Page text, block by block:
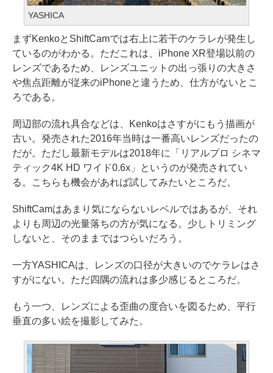
YASHICA
まずKenkoとShiftCamでは右上に若干のケラレが発生し
ているのがわかる。ただこれは、iPhone XR登場以前の
レンズであるため、レンズユニットの出っ張りの大きさ
や焦点距離が従来のiPhoneと違うため、仕方がないとこ
ろである。
周辺部の流れ具合などは、Kenkoはさすがにもう描画が
古い。発売された2016年当時は一番高いレンズだったの
だが。ただし最新モデルは2018年に「リアルプロ シネマ
ティック4K HD ワイド0.6x」というのが発売されてい
る。こちらも機会があれば試してみたいところだ。
ShiftCamはあまり気にならないレベルではあるが、それ
よりも周辺の光量落ちの方が気になる。少しトリミング
しないと、そのままではつらいだろう。
一方YASHICAは、レンズの口径が大きいのでケラレはさ
すがにない。ただ四隅の流れは多少感じるところだ。
もう一つ、レンズによる歪曲の度合いを図るため、平行
垂直の多い絵を撮影してみた。